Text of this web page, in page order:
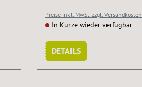
Preise inkl. MwSt. zzgl. Versandkosten
In Kürze wieder verfügbar
DETAILS